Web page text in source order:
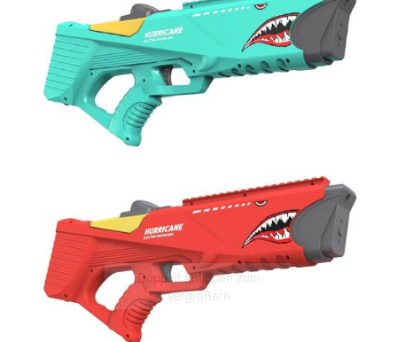
Doppelt antippen zum
vergrößern